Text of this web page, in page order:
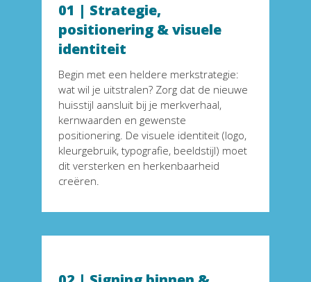
01 | Strategie,
positionering & visuele
identiteit
Begin met een heldere merkstrategie:
wat wil je uitstralen? Zorg dat de nieuwe
huisstijl aansluit bij je merkverhaal,
kernwaarden en gewenste
positionering. De visuele identiteit (logo,
kleurgebruik, typografie, beeldstijl) moet
dit versterken en herkenbaarheid
creëren.